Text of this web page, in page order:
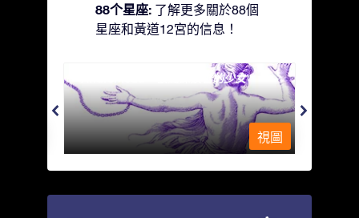
88个星座: 了解更多關於88個
星座和黃道12宮的信息！
Andromeda - 被鐵鍊鎖著的少女
視圖